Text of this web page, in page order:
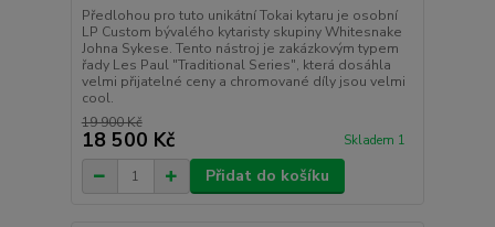
Předlohou pro tuto unikátní Tokai kytaru je osobní
LP Custom bývalého kytaristy skupiny Whitesnake
Johna Sykese. Tento nástroj je zakázkovým typem
řady Les Paul "Traditional Series", která dosáhla
velmi přijatelné ceny a chromované díly jsou velmi
cool.
19 900 Kč
18 500 Kč Skladem 1
Přidat do košíku